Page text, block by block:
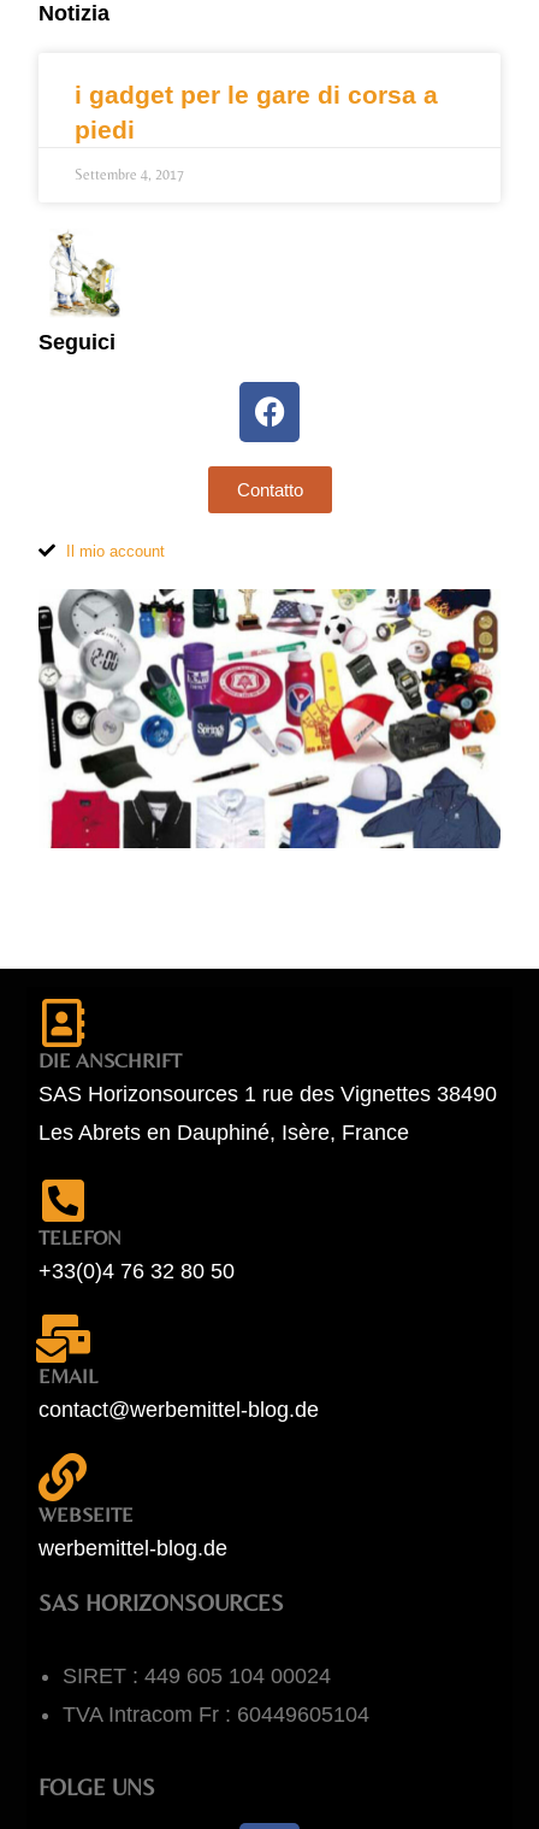
Notizia
i gadget per le gare di corsa a
piedi
Settembre 4, 2017
Seguici
Contatto
Il mio account
DIE ANSCHRIFT
SAS Horizonsources 1 rue des Vignettes 38490
Les Abrets en Dauphiné, Isère, France
TELEFON
+33(0)4 76 32 80 50
EMAIL
contact@werbemittel-blog.de
WEBSEITE
werbemittel-blog.de
SAS HORIZONSOURCES
SIRET : 449 605 104 00024
TVA Intracom Fr : 60449605104
FOLGE UNS